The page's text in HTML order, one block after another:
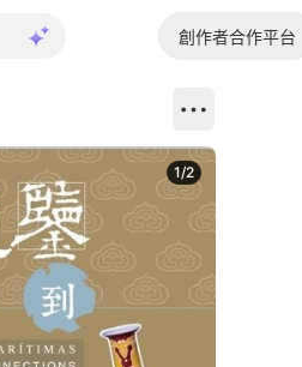
創作者合作平台
1/2